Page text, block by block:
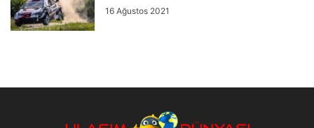
16 Ağustos 2021